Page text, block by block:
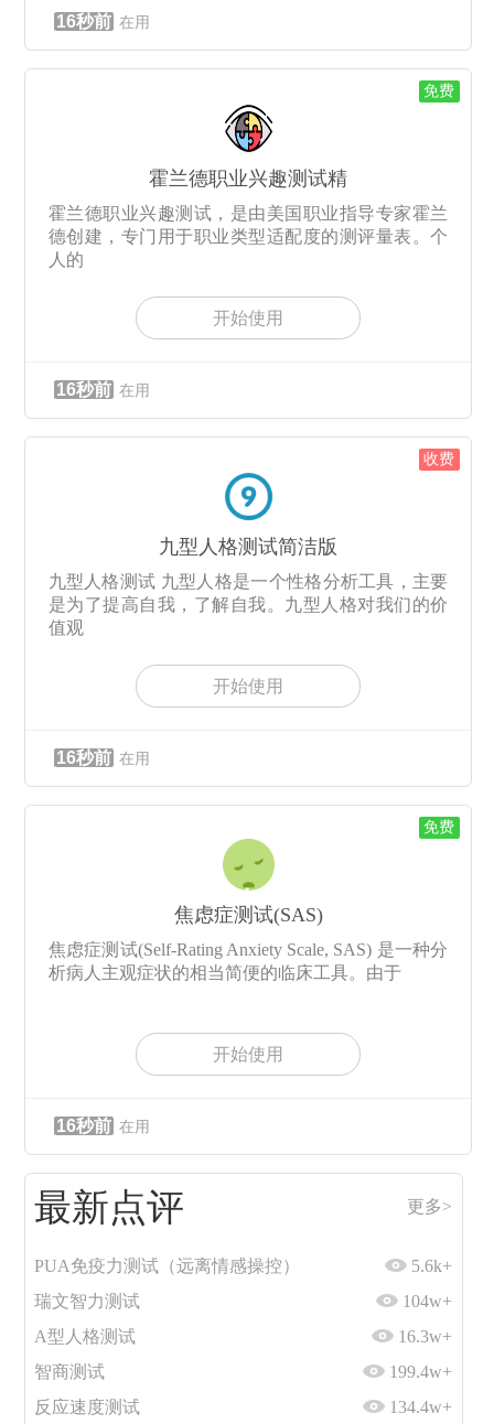
16秒前 在用
免费
霍兰德职业兴趣测试精
霍兰德职业兴趣测试，是由美国职业指导专家霍兰
德创建，专门用于职业类型适配度的测评量表。个
人的
开始使用
16秒前 在用
收费
九型人格测试简洁版
九型人格测试 九型人格是一个性格分析工具，主要
是为了提高自我，了解自我。九型人格对我们的价
值观
开始使用
16秒前 在用
免费
焦虑症测试(SAS)
焦虑症测试(Self-Rating Anxiety Scale, SAS) 是一种分
析病人主观症状的相当简便的临床工具。由于
开始使用
16秒前 在用
更多>
最新点评
5.6k+
PUA免疫力测试（远离情感操控）
104w+
瑞文智力测试
16.3w+
A型人格测试
199.4w+
智商测试
134.4w+
反应速度测试